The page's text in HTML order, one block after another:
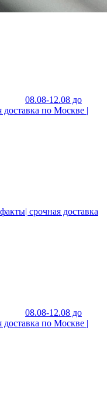
08.08-12.08 до
по Москве |
срочная доставка
08.08-12.08 до
по Москве |